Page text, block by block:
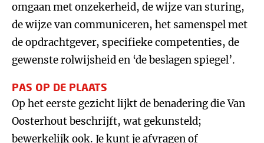
omgaan met onzekerheid, de wijze van sturing,
de wijze van communiceren, het samenspel met
de opdrachtgever, specifieke competenties, de
gewenste rolwijsheid en ‘de beslagen spiegel’.
PAS OP DE PLAATS
Op het eerste gezicht lijkt de benadering die Van
Oosterhout beschrijft, wat gekunsteld;
bewerkelijk ook. Je kunt je afvragen of